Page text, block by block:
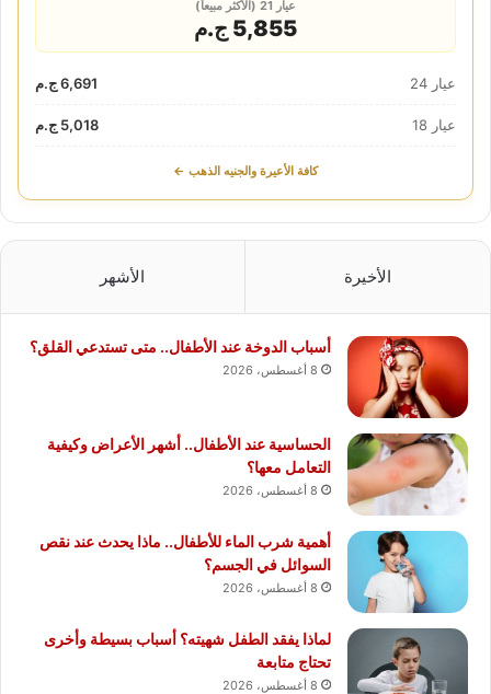
عيار 21 (الأكثر مبيعاً)
5,855 ج.م
عيار 24 6,691 ج.م
عيار 18 5,018 ج.م
كافة الأعيرة والجنيه الذهب ←
الأخيرة الأشهر
أسباب الدوخة عند الأطفال.. متى تستدعي القلق؟
8 أغسطس، 2026
الحساسية عند الأطفال.. أشهر الأعراض وكيفية
التعامل معها؟
8 أغسطس، 2026
أهمية شرب الماء للأطفال.. ماذا يحدث عند نقص
السوائل في الجسم؟
8 أغسطس، 2026
لماذا يفقد الطفل شهيته؟ أسباب بسيطة وأخرى
تحتاج متابعة
8 أغسطس، 2026